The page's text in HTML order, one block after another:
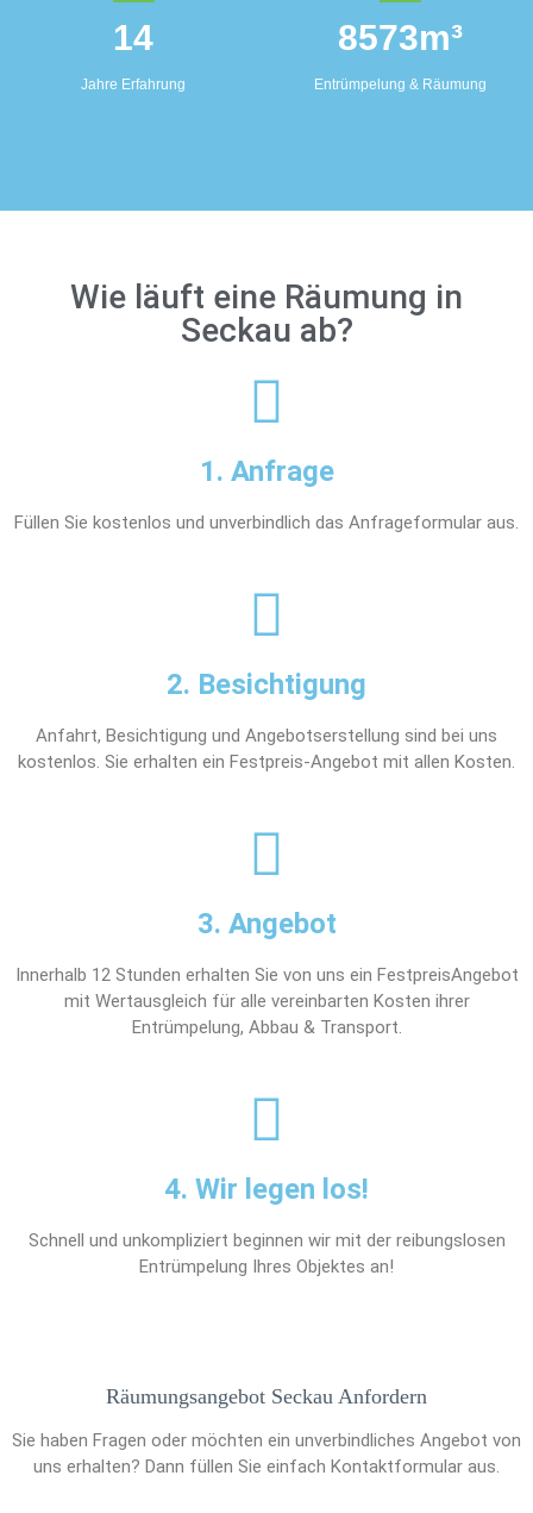
14
Jahre Erfahrung
8573m³
Entrümpelung & Räumung
Wie läuft eine Räumung in
Seckau ab?
1. Anfrage
Füllen Sie kostenlos und unverbindlich das Anfrageformular aus.
2. Besichtigung
Anfahrt, Besichtigung und Angebotserstellung sind bei uns
kostenlos. Sie erhalten ein Festpreis-Angebot mit allen Kosten.
3. Angebot
Innerhalb 12 Stunden erhalten Sie von uns ein FestpreisAngebot
mit Wertausgleich für alle vereinbarten Kosten ihrer
Entrümpelung, Abbau & Transport.
4. Wir legen los!
Schnell und unkompliziert beginnen wir mit der reibungslosen
Entrümpelung Ihres Objektes an!
Räumungsangebot Seckau Anfordern
Sie haben Fragen oder möchten ein unverbindliches Angebot von
uns erhalten? Dann füllen Sie einfach Kontaktformular aus.